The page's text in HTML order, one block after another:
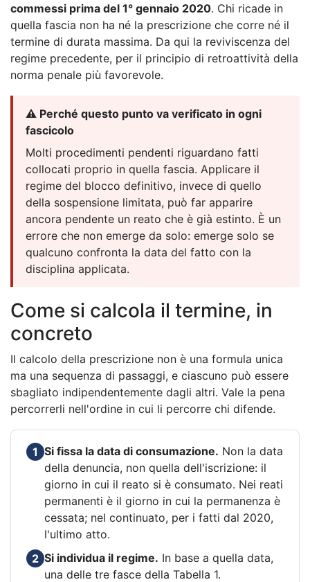
commessi prima del 1° gennaio 2020. Chi ricade in
quella fascia non ha né la prescrizione che corre né il
termine di durata massima. Da qui la reviviscenza del
regime precedente, per il principio di retroattività della
norma penale più favorevole.
⚠️ Perché questo punto va verificato in ogni
fascicolo
Molti procedimenti pendenti riguardano fatti
collocati proprio in quella fascia. Applicare il
regime del blocco definitivo, invece di quello
della sospensione limitata, può far apparire
ancora pendente un reato che è già estinto. È un
errore che non emerge da solo: emerge solo se
qualcuno confronta la data del fatto con la
disciplina applicata.
Come si calcola il termine, in
concreto
Il calcolo della prescrizione non è una formula unica
ma una sequenza di passaggi, e ciascuno può essere
sbagliato indipendentemente dagli altri. Vale la pena
percorrerli nell'ordine in cui li percorre chi difende.
1 Si fissa la data di consumazione. Non la data
della denuncia, non quella dell'iscrizione: il
giorno in cui il reato si è consumato. Nei reati
permanenti è il giorno in cui la permanenza è
cessata; nel continuato, per i fatti dal 2020,
l'ultimo atto.
2 Si individua il regime. In base a quella data,
una delle tre fasce della Tabella 1.